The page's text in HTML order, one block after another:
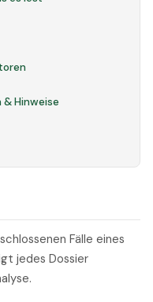
& Hinweise
Fälle eines
jedes Dossier